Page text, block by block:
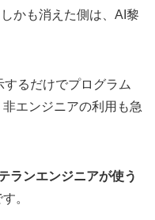
かも消えた側は、AI黎
るだけでプログラム
エンジニアの利用も急
ランエンジニアが使う
。